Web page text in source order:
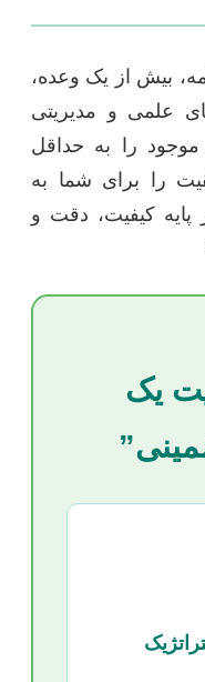
بیش از یک وعده،
علمی و مدیریتی
را به حداقل
را برای شما به
پایه کیفیت، دقت و
یک